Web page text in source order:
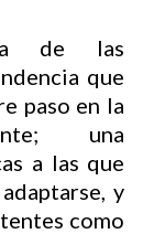
de las
que
paso en la
una
a las que
y
como